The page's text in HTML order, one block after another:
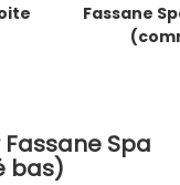
Fassane
Spa
bas)